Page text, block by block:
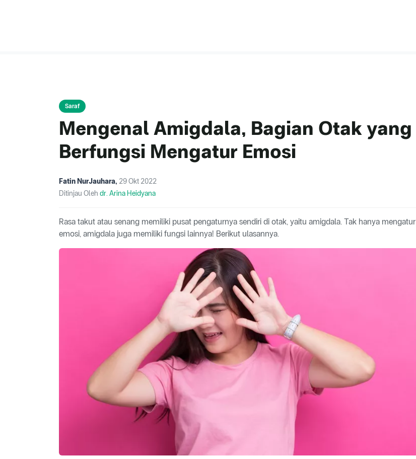
Saraf
Mengenal Amigdala, Bagian Otak yang
Berfungsi Mengatur Emosi
Fatin NurJauhara, 29 Okt 2022
Ditinjau Oleh dr. Arina Heidyana
Rasa takut atau senang memiliki pusat pengaturnya sendiri di otak, yaitu amigdala. Tak hanya mengatur
emosi, amigdala juga memiliki fungsi lainnya! Berikut ulasannya.